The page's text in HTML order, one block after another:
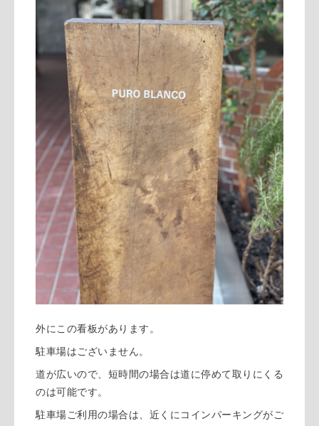
外にこの看板があります。
駐車場はございません。
道が広いので、短時間の場合は道に停めて取りにくる
のは可能です。
駐車場ご利用の場合は、近くにコインパーキングがご